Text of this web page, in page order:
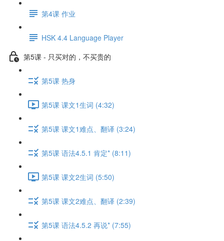
第4课 作业
HSK 4.4 Language Player
第5课 - 只买对的，不买贵的
第5课 热身
第5课 课文1生词 (4:32)
第5课 课文1难点、翻译 (3:24)
第5课 语法4.5.1 肯定* (8:11)
第5课 课文2生词 (5:50)
第5课 课文2难点、翻译 (2:39)
第5课 语法4.5.2 再说* (7:55)